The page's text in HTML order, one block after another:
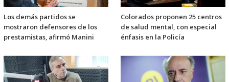
Los demás partidos se
mostraron defensores de los
prestamistas, afirmó Manini
Colorados proponen 25 centros
de salud mental, con especial
énfasis en la Policía